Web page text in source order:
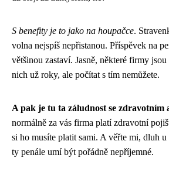
S benefity je to jako na houpačce.
volna nejspíš nepřistanou. Příspěvek na
většinou zastaví. Jasně, některé firmy
nich už roky, ale počítat s tím nemůžete.
A pak je tu ta záludnost se zdravotním
normálně za vás firma platí zdravotní
si ho musíte platit sami. A věřte mi, dluh
ty penále umí být pořádně nepříjemné.